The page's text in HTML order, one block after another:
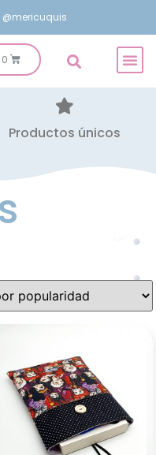
@mericuquis
Productos únicos